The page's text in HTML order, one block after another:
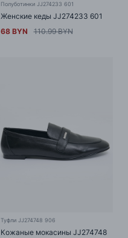
Полуботинки JJ274233 601
Женские кеды JJ274233 601
68 BYN
110.99 BYN
Туфли JJ274748 906
Кожаные мокасины JJ274748